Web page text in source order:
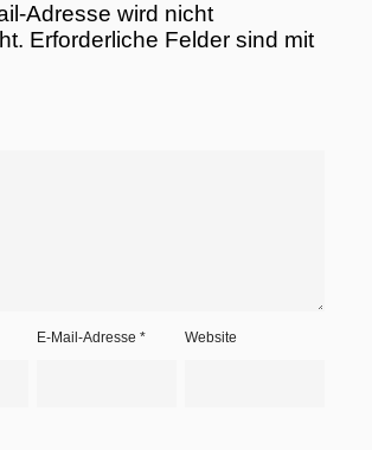
Adresse wird nicht
Erforderliche Felder sind mit
E-Mail-Adresse* Website